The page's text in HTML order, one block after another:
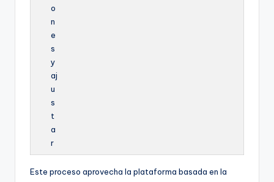
o
n
e
s
y
aj
u
s
t
a
r
Este proceso aprovecha la plataforma basada en la